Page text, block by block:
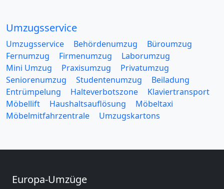
Umzugsservice
Umzugsservice Behördenumzug
Büroumzug
Fernumzug
Firmenumzug
Laborumzug
Mini Umzug
Praxisumzug
Privatumzug
Seniorenumzug
Studentenumzug
Beiladung
Entrümpelung
Halteverbotszone
Klaviertransport
Möbellift
Haushaltsauflösung
Möbeltaxi
Möbelmitfahrzentrale
Umzugskartons
Europa-Umzüge